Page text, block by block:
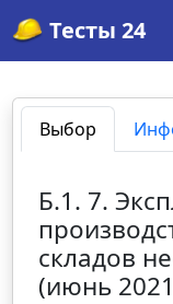
Тесты 24
Выбор
Б.1. 7.
складов
(июнь